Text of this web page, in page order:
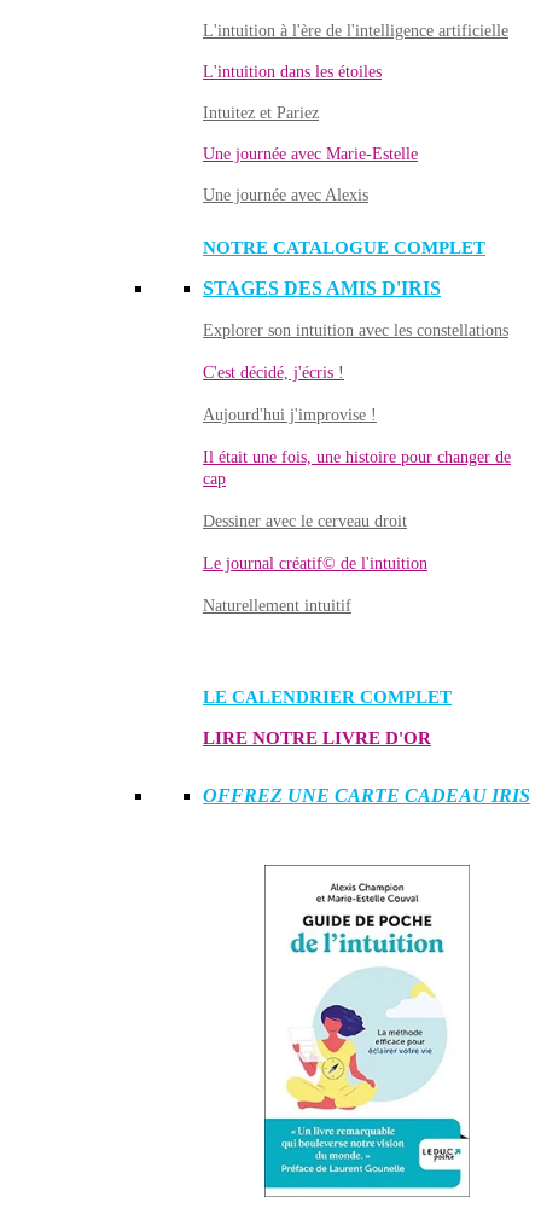
L'intuition à l'ère de l'intelligence artificielle
L'intuition dans les étoiles
Intuitez et Pariez
Une journée avec Marie-Estelle
Une journée avec Alexis
NOTRE CATALOGUE COMPLET
STAGES DES AMIS D'IRIS
Explorer son intuition avec les constellations
C'est décidé, j'écris !
Aujourd'hui j'improvise !
Il était une fois, une histoire pour changer de
cap
Dessiner avec le cerveau droit
Le journal créatif© de l'intuition
Naturellement intuitif
LE CALENDRIER COMPLET
LIRE NOTRE LIVRE D'OR
OFFREZ UNE CARTE CADEAU IRIS